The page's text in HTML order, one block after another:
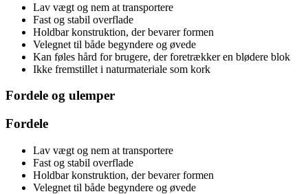
Lav vægt og nem at transportere
Fast og stabil overflade
Holdbar konstruktion, der bevarer formen
Velegnet til både begyndere og øvede
Kan føles hård for brugere, der foretrækker en blødere blok
Ikke fremstillet i naturmateriale som kork
Fordele og ulemper
Fordele
Lav vægt og nem at transportere
Fast og stabil overflade
Holdbar konstruktion, der bevarer formen
Velegnet til både begyndere og øvede